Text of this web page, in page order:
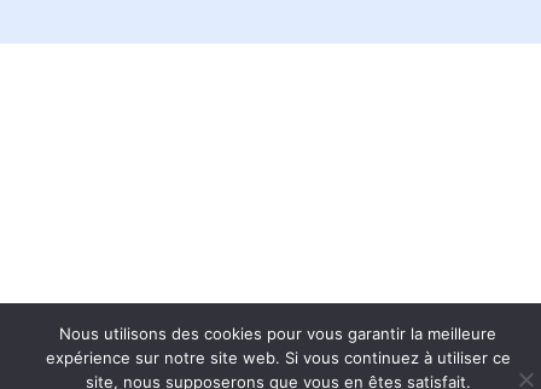
Nous utilisons des cookies pour vous garantir la meilleure
expérience sur notre site web. Si vous continuez à utiliser ce
site, nous supposerons que vous en êtes satisfait.